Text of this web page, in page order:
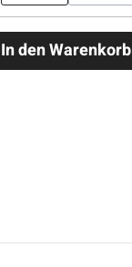
In den Warenkorb